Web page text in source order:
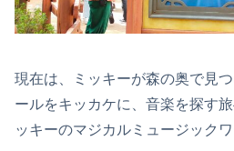
現在は、ミッキーが森の奥で見
ールをキッカケに、音楽を探す
ッキーのマジカルミュージック